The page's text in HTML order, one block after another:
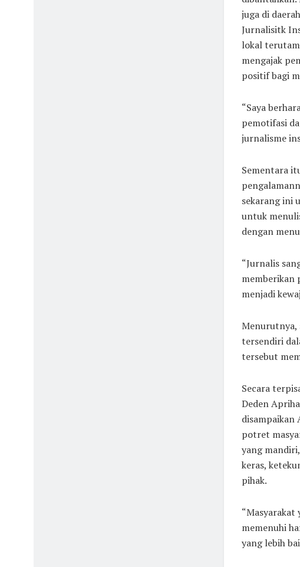
juga di
Jurnalisitk
lokal
mengajak
positif bagi
“Saya
pemotifasi
jurnalisme
Sementara
sekarang ini
untuk
dengan
“Jurnalis
memberikan
menjadi
Menurutnya,
tersendiri
tersebut
Secara
Deden
disampaikan
potret
yang
keras,
pihak.
“Masyarakat
memenuhi
yang lebih